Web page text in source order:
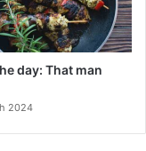
day: That man
2024